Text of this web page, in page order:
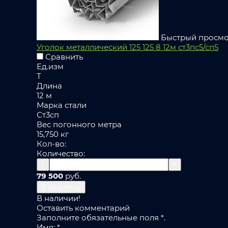
Быстрый
Уголок металлический 125 125 8 12м ст3пс5/сп5
Сравнить
Ед.изм
Т
Длина
12 м
Марка стали
Ст3сп
Вес погонного метра
15,750 кг
Кол-во:
Количество:
79 500 руб.
В наличии!
Оставить комментарий
Заполните обязательные поля *.